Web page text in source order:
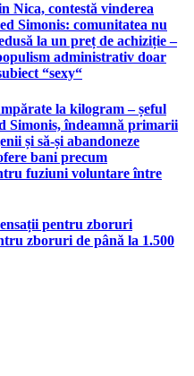
Nica, contestă vinderea
Simonis: comunitatea nu
la un preț de achiziție –
administrativ doar
“sexy“
la kilogram – șeful
Simonis, îndeamnă primarii
și să-și abandoneze
bani precum
fuziuni voluntare între
pentru zboruri
zboruri de până la 1.500